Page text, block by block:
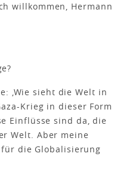
willkommen, Hermann
,Wie sieht die Welt in
Krieg in dieser Form
Einflüsse sind da, die
Welt. Aber meine
die Globalisierung